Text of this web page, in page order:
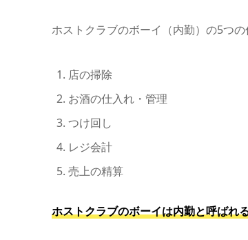
ホストクラブのボーイ（内勤）の5つの
店の掃除
お酒の仕入れ・管理
つけ回し
レジ会計
売上の精算
ホストクラブのボーイは内勤と呼ばれ